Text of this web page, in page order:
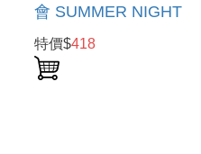
會 SUMMER NIGHT
CONCERT 2020
特價$418